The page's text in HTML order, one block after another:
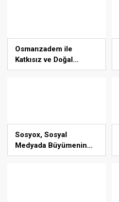
Osmanzadem ile
Katkısız ve Doğal
Beslenme Dönemi
Sosyox, Sosyal
Medyada Büyümenin
Güvenilir Adresi Olarak